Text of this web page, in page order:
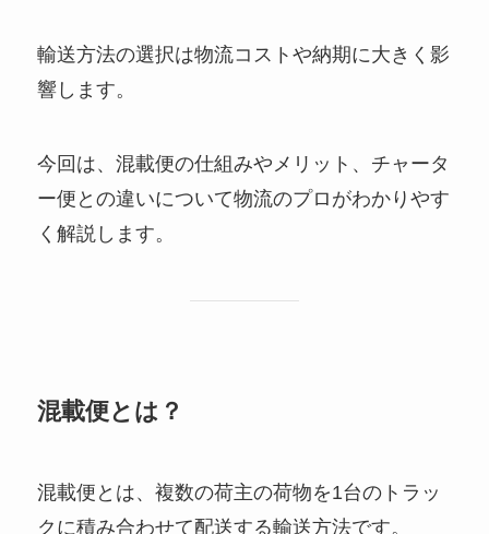
輸送方法の選択は物流コストや納期に大きく影
響します。
今回は、混載便の仕組みやメリット、チャータ
ー便との違いについて物流のプロがわかりやす
く解説します。
混載便とは？
混載便とは、複数の荷主の荷物を1台のトラッ
クに積み合わせて配送する輸送方法です。